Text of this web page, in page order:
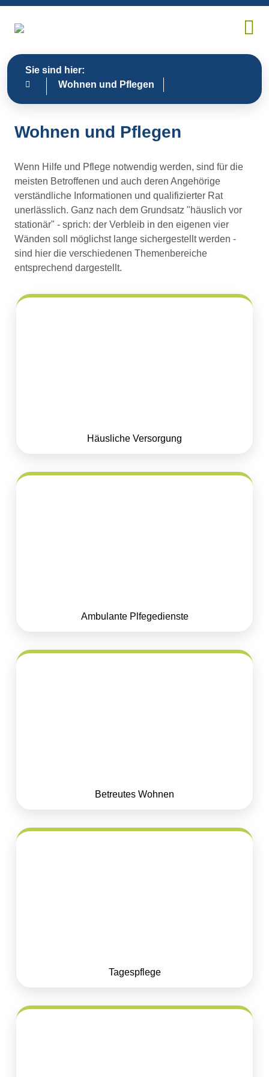
Sie sind hier:
Wohnen und Pflegen
Wohnen und Pflegen
Wenn Hilfe und Pflege notwendig werden, sind für die
meisten Betroffenen und auch deren Angehörige
verständliche Informationen und qualifizierter Rat
unerlässlich. Ganz nach dem Grundsatz "häuslich vor
stationär" - sprich: der Verbleib in den eigenen vier
Wänden soll möglichst lange sichergestellt werden -
sind hier die verschiedenen Themenbereiche
entsprechend dargestellt.
Häusliche Versorgung
Ambulante Plfegedienste
Betreutes Wohnen
Tagespflege